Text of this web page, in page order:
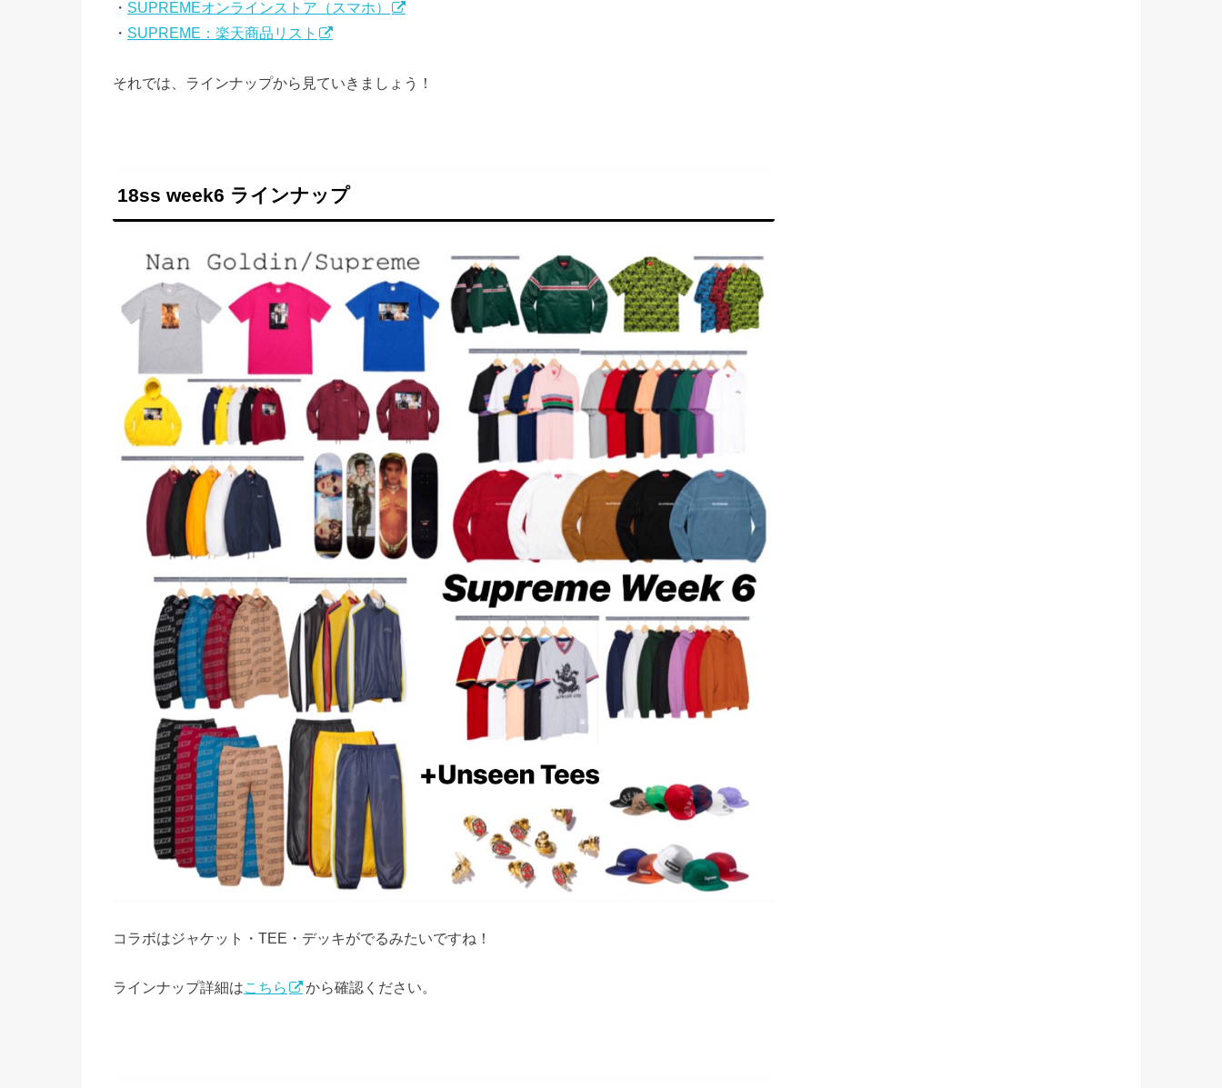
・ SUPREMEオンラインストア（スマホ）
・ SUPREME：楽天商品リスト
それでは、ラインナップから見ていきましょう！
18ss week6 ラインナップ
コラボはジャケット・TEE・デッキがでるみたいですね！
ラインナップ詳細はこちら から確認ください。